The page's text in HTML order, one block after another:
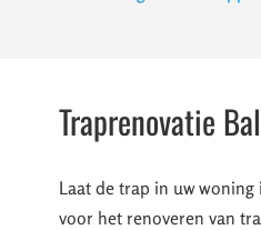
Traprenovatie
Laat de trap in uw
voor het renoveren van